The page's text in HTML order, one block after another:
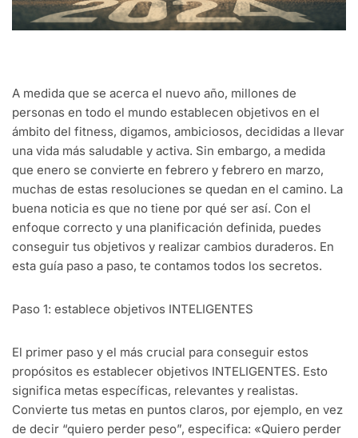
A medida que se acerca el nuevo año, millones de
personas en todo el mundo establecen objetivos en el
ámbito del fitness, digamos, ambiciosos, decididas a llevar
una vida más saludable y activa. Sin embargo, a medida
que enero se convierte en febrero y febrero en marzo,
muchas de estas resoluciones se quedan en el camino. La
buena noticia es que no tiene por qué ser así. Con el
enfoque correcto y una planificación definida, puedes
conseguir tus objetivos y realizar cambios duraderos. En
esta guía paso a paso, te contamos todos los secretos.
Paso 1: establece objetivos INTELIGENTES
El primer paso y el más crucial para conseguir estos
propósitos es establecer objetivos INTELIGENTES. Esto
significa metas específicas, relevantes y realistas.
Convierte tus metas en puntos claros, por ejemplo, en vez
de decir “quiero perder peso”, especifica: «Quiero perder